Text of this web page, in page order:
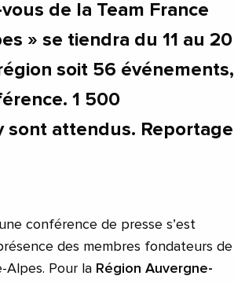
de la Team France
» se tiendra du 11 au 20
soit 56 événements,
1 500
sont attendus. Reportage
conférence de presse s’est
des membres fondateurs de
Alpes. Pour la Région Auvergne-